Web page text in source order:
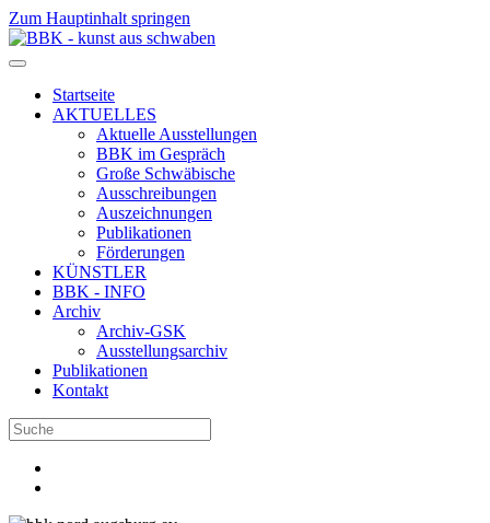
Zum Hauptinhalt springen
Startseite
AKTUELLES
Aktuelle Ausstellungen
BBK im Gespräch
Große Schwäbische
Ausschreibungen
Auszeichnungen
Publikationen
Förderungen
KÜNSTLER
BBK - INFO
Archiv
Archiv-GSK
Ausstellungsarchiv
Publikationen
Kontakt